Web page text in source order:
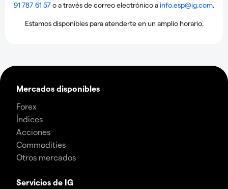
91 787 61 57o a través de correo electrónico ainfo.esp@ig.com.
Estamos disponibles para atenderte en un amplio horario.
Mercados disponibles
Forex
Índices
Acciones
Commodities
Otros mercados
Servicios de IG